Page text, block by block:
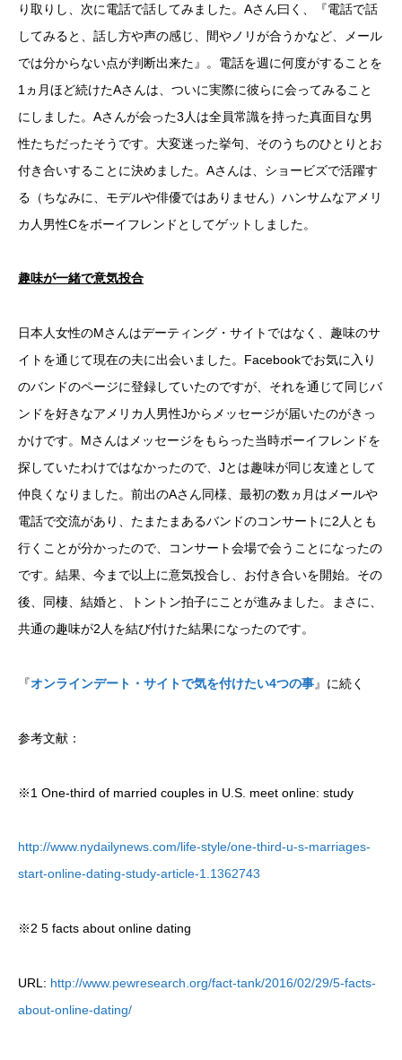
り取りし、次に電話で話してみました。Aさん曰く、『電話で話
してみると、話し方や声の感じ、間やノリが合うかなど、メール
では分からない点が判断出来た』。電話を週に何度がすることを
1ヵ月ほど続けたAさんは、ついに実際に彼らに会ってみること
にしました。Aさんが会った3人は全員常識を持った真面目な男
性たちだったそうです。大変迷った挙句、そのうちのひとりとお
付き合いすることに決めました。Aさんは、ショービズで活躍す
る（ちなみに、モデルや俳優ではありません）ハンサムなアメリ
カ人男性Cをボーイフレンドとしてゲットしました。
趣味が一緒で意気投合
日本人女性のMさんはデーティング・サイトではなく、趣味のサ
イトを通じて現在の夫に出会いました。Facebookでお気に入り
のバンドのページに登録していたのですが、それを通じて同じバ
ンドを好きなアメリカ人男性Jからメッセージが届いたのがきっ
かけです。Mさんはメッセージをもらった当時ボーイフレンドを
探していたわけではなかったので、Jとは趣味が同じ友達として
仲良くなりました。前出のAさん同様、最初の数ヵ月はメールや
電話で交流があり、たまたまあるバンドのコンサートに2人とも
行くことが分かったので、コンサート会場で会うことになったの
です。結果、今まで以上に意気投合し、お付き合いを開始。その
後、同棲、結婚と、トントン拍子にことが進みました。まさに、
共通の趣味が2人を結び付けた結果になったのです。
『オンラインデート・サイトで気を付けたい4つの事』に続く
参考文献：
※1 One-third of married couples in U.S. meet online: study
http://www.nydailynews.com/life-style/one-third-u-s-marriages-
start-online-dating-study-article-1.1362743
※2 5 facts about online dating
URL: http://www.pewresearch.org/fact-tank/2016/02/29/5-facts-
about-online-dating/